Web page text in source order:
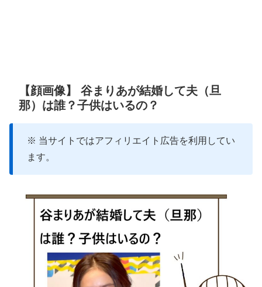
【顔画像】 谷まりあが結婚して夫（旦
那）は誰？子供はいるの？
※ 当サイトではアフィリエイト広告を利用してい
ます。